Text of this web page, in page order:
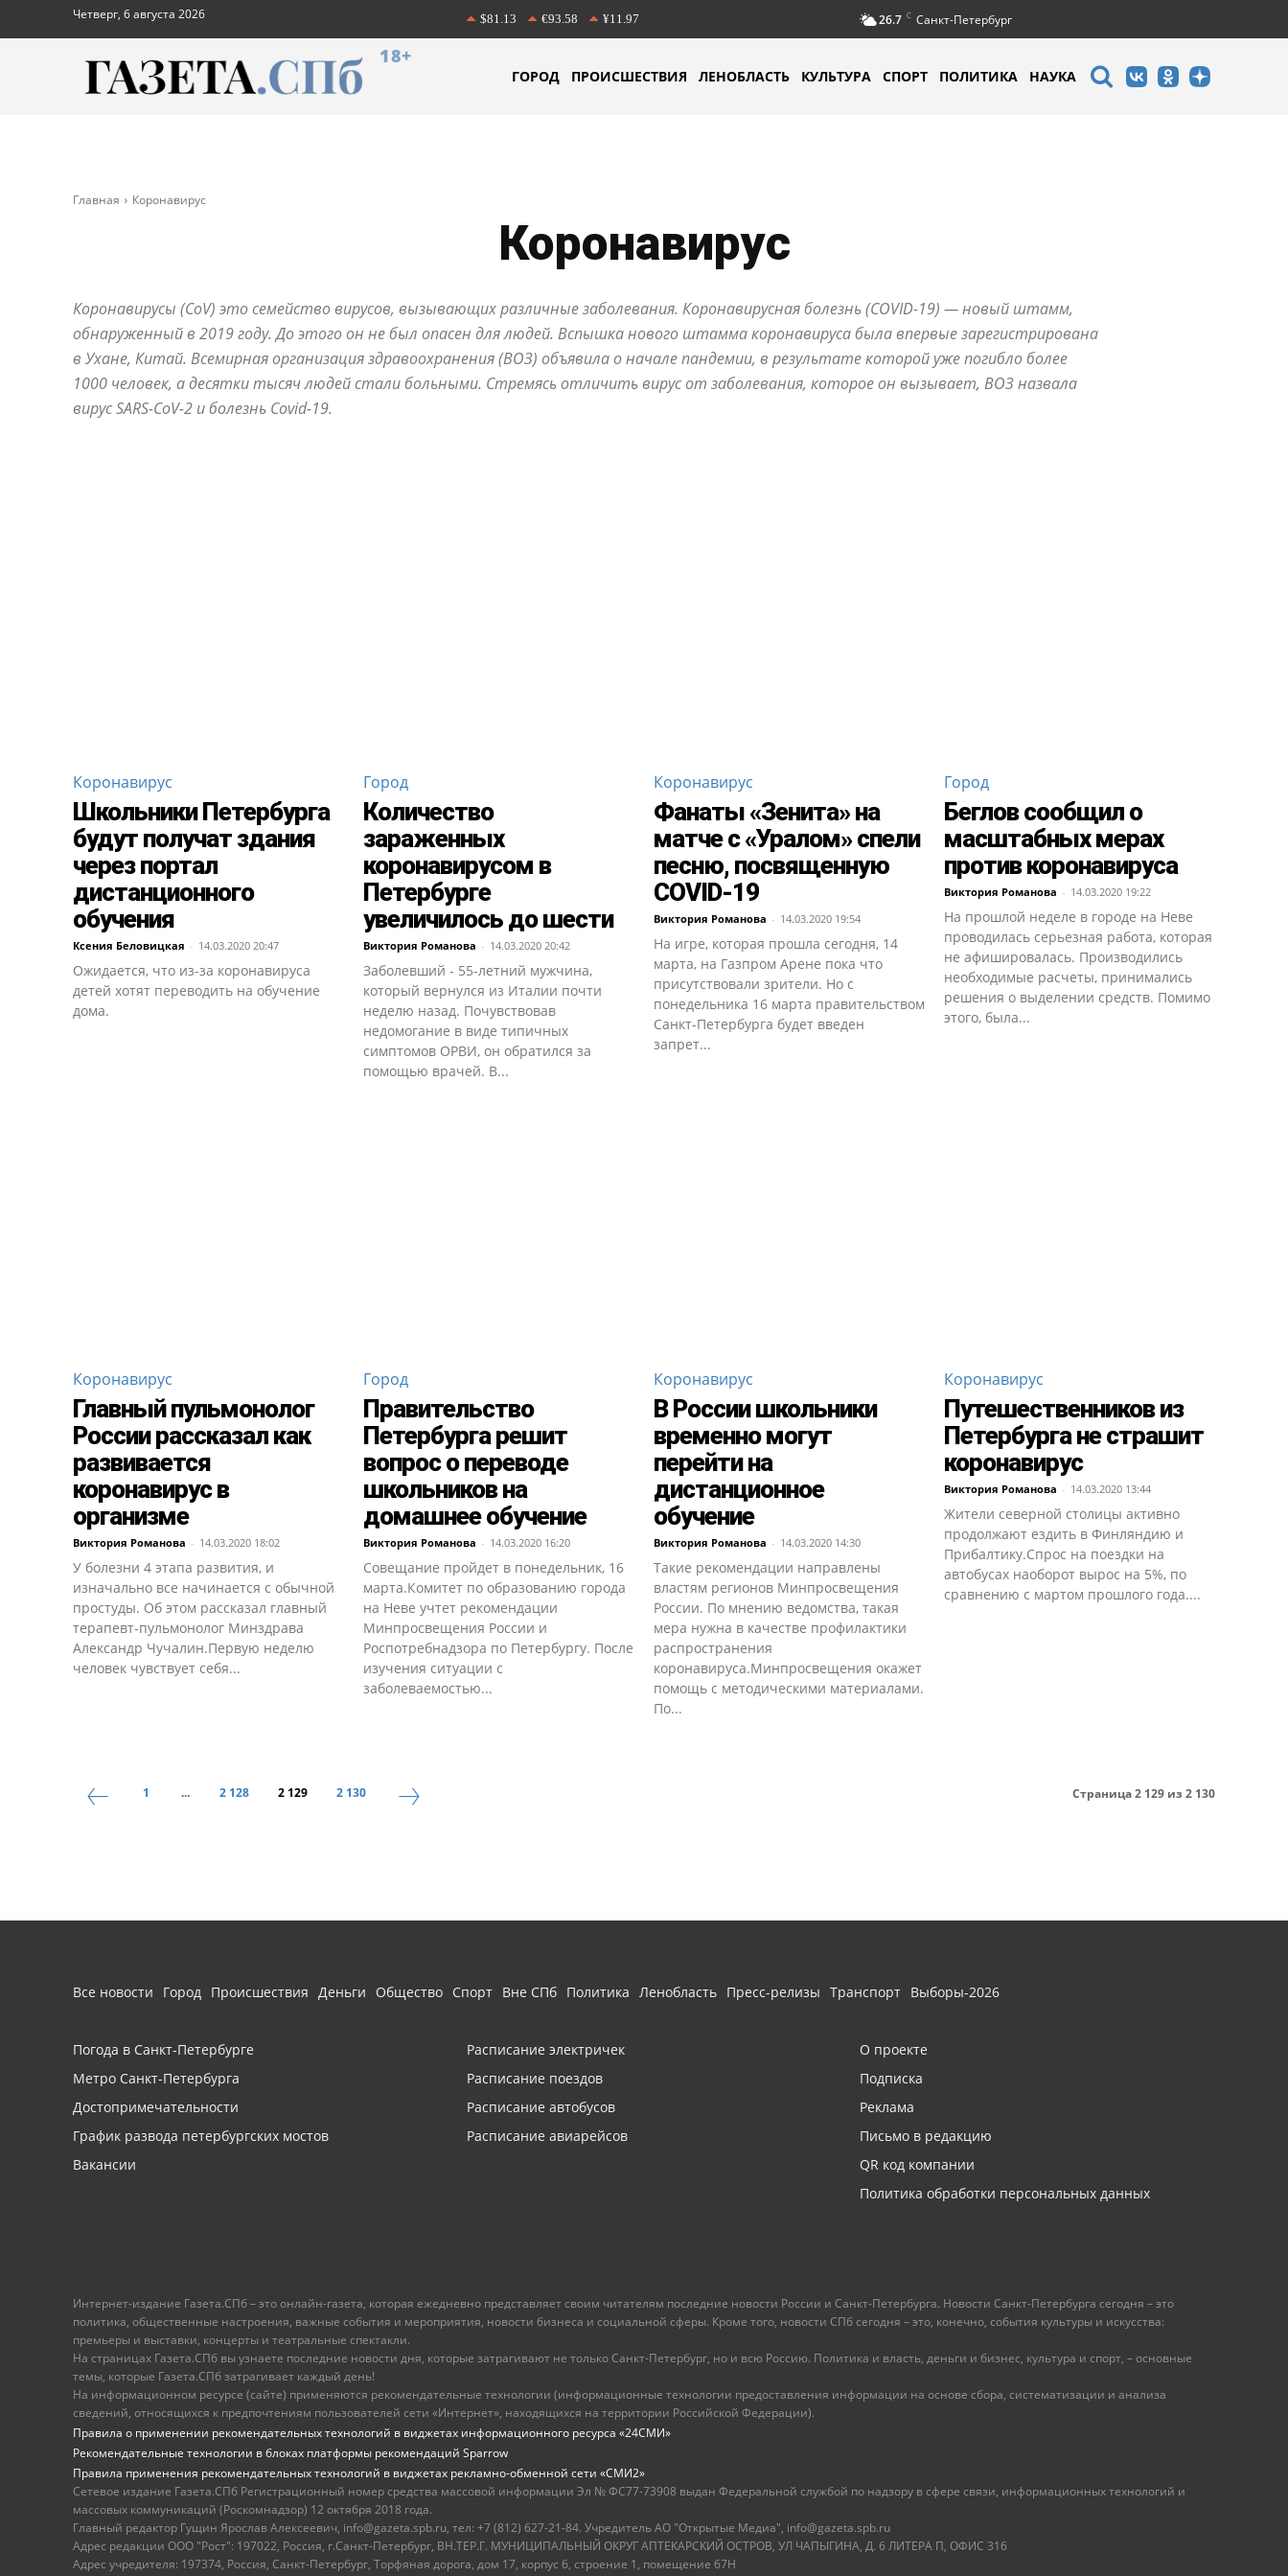
Четверг, 6 августа 2026 $81.13 €93.58 ¥11.97 26.7 C Санкт-Петербург
18+
ГОРОД ПРОИСШЕСТВИЯ ЛЕНОБЛАСТЬ КУЛЬТУРА СПОРТ ПОЛИТИКА НАУКА
Главная Коронавирус
Коронавирус
Коронавирусы (CoV) это семейство вирусов, вызывающих различные заболевания. Коронавирусная болезнь (COVID-19) — новый штамм,
обнаруженный в 2019 году. До этого он не был опасен для людей. Вспышка нового штамма коронавируса была впервые зарегистрирована
в Ухане, Китай. Всемирная организация здравоохранения (ВОЗ) объявила о начале пандемии, в результате которой уже погибло более
1000 человек, а десятки тысяч людей стали больными. Стремясь отличить вирус от заболевания, которое он вызывает, ВОЗ назвала
вирус SARS-CoV-2 и болезнь Covid-19.
Коронавирус
Школьники Петербурга
будут получат здания
через портал
дистанционного
обучения
Ксения Беловицкая - 14.03.2020 20:47
Ожидается, что из-за коронавируса
детей хотят переводить на обучение
дома.
Город
Количество
зараженных
коронавирусом в
Петербурге
увеличилось до шести
Виктория Романова - 14.03.2020 20:42
Заболевший - 55-летний мужчина,
который вернулся из Италии почти
неделю назад. Почувствовав
недомогание в виде типичных
симптомов ОРВИ, он обратился за
помощью врачей. В...
Коронавирус
Фанаты «Зенита» на
матче с «Уралом» спели
песню, посвященную
COVID-19
Виктория Романова - 14.03.2020 19:54
На игре, которая прошла сегодня, 14
марта, на Газпром Арене пока что
присутствовали зрители. Но с
понедельника 16 марта правительством
Санкт-Петербурга будет введен
запрет...
Город
Беглов сообщил о
масштабных мерах
против коронавируса
Виктория Романова - 14.03.2020 19:22
На прошлой неделе в городе на Неве
проводилась серьезная работа, которая
не афишировалась. Производились
необходимые расчеты, принимались
решения о выделении средств. Помимо
этого, была...
Коронавирус
Главный пульмонолог
России рассказал как
развивается
коронавирус в
организме
Виктория Романова - 14.03.2020 18:02
У болезни 4 этапа развития, и
изначально все начинается с обычной
простуды. Об этом рассказал главный
терапевт-пульмонолог Минздрава
Александр Чучалин.Первую неделю
человек чувствует себя...
Город
Правительство
Петербурга решит
вопрос о переводе
школьников на
домашнее обучение
Виктория Романова - 14.03.2020 16:20
Совещание пройдет в понедельник, 16
марта.Комитет по образованию города
на Неве учтет рекомендации
Минпросвещения России и
Роспотребнадзора по Петербургу. После
изучения ситуации с
заболеваемостью...
Коронавирус
В России школьники
временно могут
перейти на
дистанционное
обучение
Виктория Романова - 14.03.2020 14:30
Такие рекомендации направлены
властям регионов Минпросвещения
России. По мнению ведомства, такая
мера нужна в качестве профилактики
распространения
коронавируса.Минпросвещения окажет
помощь с методическими материалами.
По...
Коронавирус
Путешественников из
Петербурга не страшит
коронавирус
Виктория Романова - 14.03.2020 13:44
Жители северной столицы активно
продолжают ездить в Финляндию и
Прибалтику.Спрос на поездки на
автобусах наоборот вырос на 5%, по
сравнению с мартом прошлого года....
1 ... 2 128 2 129 2 130 Страница 2 129 из 2 130
Все новости Город Происшествия Деньги Общество Спорт Вне СПб Политика Ленобласть Пресс-релизы Транспорт Выборы-2026
Погода в Санкт-Петербурге
Метро Санкт-Петербурга
Достопримечательности
График развода петербургских мостов
Вакансии
Расписание электричек
Расписание поездов
Расписание автобусов
Расписание авиарейсов
О проекте
Подписка
Реклама
Письмо в редакцию
QR код компании
Политика обработки персональных данных
Интернет-издание Газета.СПб – это онлайн-газета, которая ежедневно представляет своим читателям последние новости России и Санкт-Петербурга. Новости Санкт-Петербурга сегодня – это
политика, общественные настроения, важные события и мероприятия, новости бизнеса и социальной сферы. Кроме того, новости СПб сегодня – это, конечно, события культуры и искусства:
премьеры и выставки, концерты и театральные спектакли.
На страницах Газета.СПб вы узнаете последние новости дня, которые затрагивают не только Санкт-Петербург, но и всю Россию. Политика и власть, деньги и бизнес, культура и спорт, – основные
темы, которые Газета.СПб затрагивает каждый день!
На информационном ресурсе (сайте) применяются рекомендательные технологии (информационные технологии предоставления информации на основе сбора, систематизации и анализа
сведений, относящихся к предпочтениям пользователей сети «Интернет», находящихся на территории Российской Федерации).
Правила о применении рекомендательных технологий в виджетах информационного ресурса «24СМИ»
Рекомендательные технологии в блоках платформы рекомендаций Sparrow
Правила применения рекомендательных технологий в виджетах рекламно-обменной сети «СМИ2»
Сетевое издание Газета.СПб Регистрационный номер средства массовой информации Эл № ФС77-73908 выдан Федеральной службой по надзору в сфере связи, информационных технологий и
массовых коммуникаций (Роскомнадзор) 12 октября 2018 года.
Главный редактор Гущин Ярослав Алексеевич, info@gazeta.spb.ru, тел: +7 (812) 627-21-84. Учредитель АО "Открытые Медиа", info@gazeta.spb.ru
Адрес редакции ООО "Рост": 197022, Россия, г.Санкт-Петербург, ВН.ТЕР.Г. МУНИЦИПАЛЬНЫЙ ОКРУГ АПТЕКАРСКИЙ ОСТРОВ, УЛ ЧАПЫГИНА, Д. 6 ЛИТЕРА П, ОФИС 316
Адрес учредителя: 197374, Россия, Санкт-Петербург, Торфяная дорога, дом 17, корпус 6, строение 1, помещение 67Н